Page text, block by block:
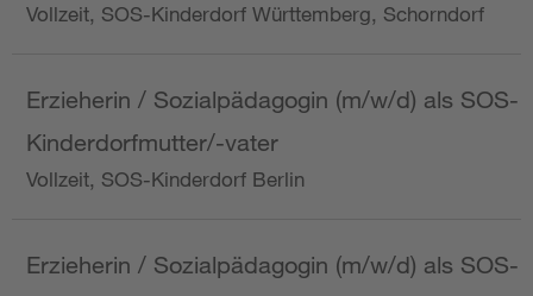
Vollzeit, SOS-Kinderdorf Württemberg, Schorndorf
Erzieherin / Sozialpädagogin (m/w/d) als SOS-
Kinderdorfmutter/-vater
Vollzeit, SOS-Kinderdorf Berlin
Erzieherin / Sozialpädagogin (m/w/d) als SOS-